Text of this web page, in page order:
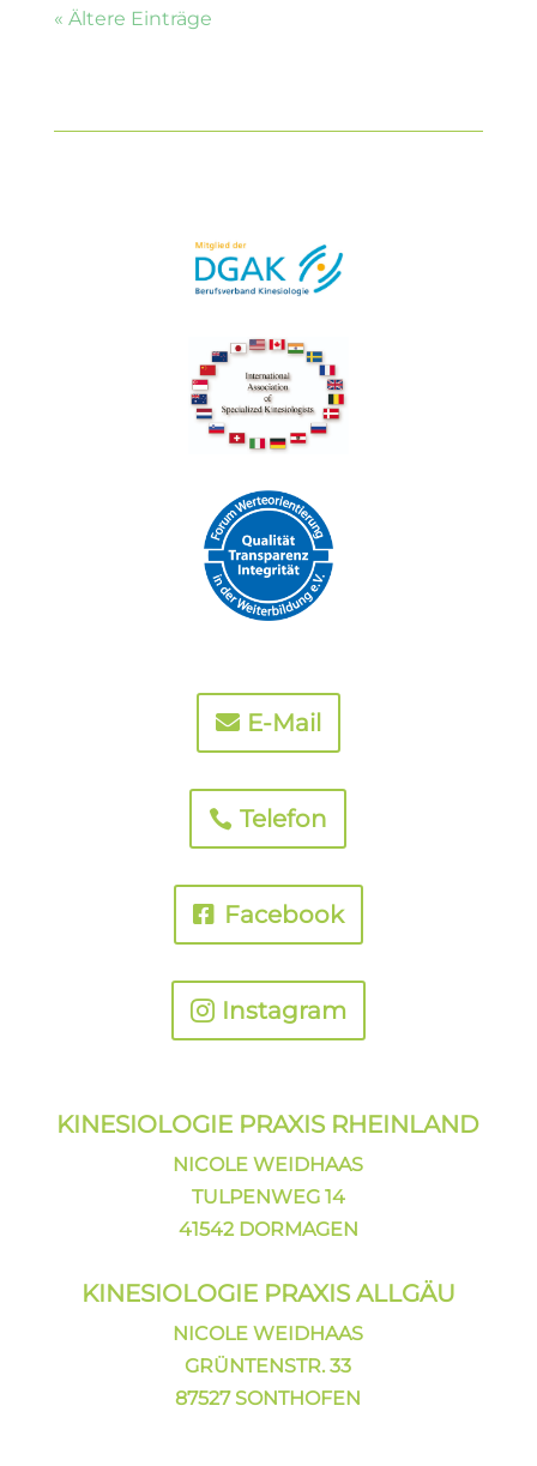
« Ältere Einträge
E-Mail
Telefon
Facebook
Instagram
KINESIOLOGIE PRAXIS RHEINLAND
NICOLE WEIDHAAS
TULPENWEG 14
41542 DORMAGEN
KINESIOLOGIE PRAXIS ALLGÄU
NICOLE WEIDHAAS
GRÜNTENSTR. 33
87527 SONTHOFEN